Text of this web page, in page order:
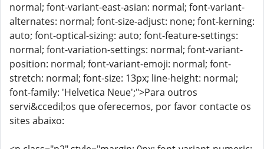
normal; font-variant-east-asian: normal; font-variant-
alternates: normal; font-size-adjust: none; font-kerning:
auto; font-optical-sizing: auto; font-feature-settings:
normal; font-variation-settings: normal; font-variant-
position: normal; font-variant-emoji: normal; font-
stretch: normal; font-size: 13px; line-height: normal;
font-family: 'Helvetica Neue';">Para outros
servi&ccedil;os que oferecemos, por favor contacte os
sites abaixo: